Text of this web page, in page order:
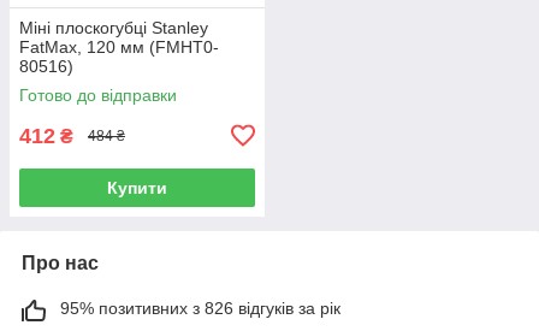
Міні плоскогубці Stanley
FatMax, 120 мм (FMHT0-
80516)
Готово до відправки
412 ₴ 484 ₴
Купити
Про нас
95% позитивних з 826 відгуків за рік